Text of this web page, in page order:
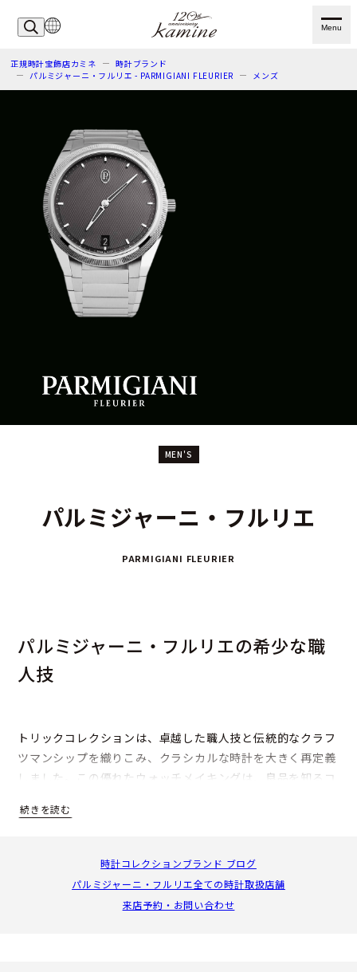
Menu
正規時計宝飾店カミネ
時計ブランド
パルミジャーニ・フルリエ - PARMIGIANI FLEURIER
メンズ
MEN'S
パルミジャーニ・フルリエ
PARMIGIANI FLEURIER
パルミジャーニ・フルリエの希少な職
人技
トリックコレクションは、卓越した職人技と伝統的なクラフ
ツマンシップを織りこみ、クラシカルな時計を大きく再定義
しました。この優れたウォッチメイキングは、良品を知るコ
を求める愛好家から高く評価されています。
時計コレクションブランド ブログ
パルミジャーニ・フルリエ全ての時計取扱店舗
来店予約・お問い合わせ